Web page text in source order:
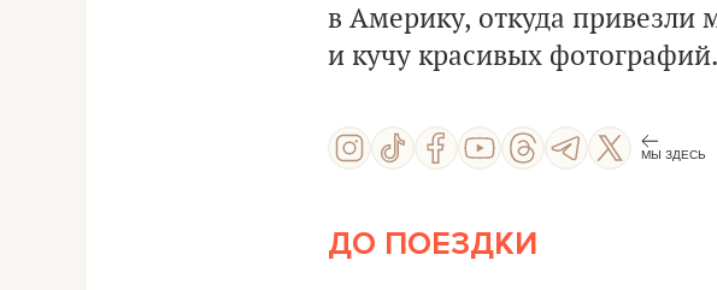
в Америку, откуда привезли
и кучу красивых фотографий.
МЫ ЗДЕСЬ
ДО ПОЕЗДКИ